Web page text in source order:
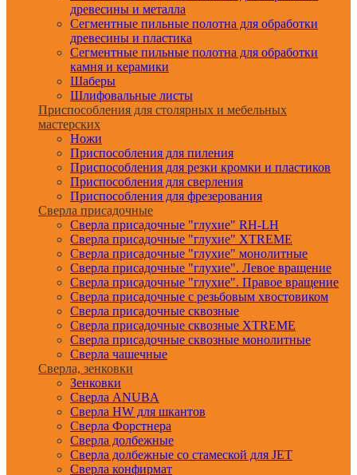
древесины и металла
Сегментные пильные полотна для обработки
древесины и пластика
Сегментные пильные полотна для обработки
камня и керамики
Шаберы
Шлифовальные листы
Приспособления для столярных и мебельных
мастерских
Ножи
Приспособления для пиления
Приспособления для резки кромки и пластиков
Приспособления для сверления
Приспособления для фрезерования
Сверла присадочные
Сверла присадочные "глухие" RH-LH
Сверла присадочные "глухие" XTREME
Сверла присадочные "глухие" монолитные
Сверла присадочные "глухие". Левое вращение
Сверла присадочные "глухие". Правое вращение
Сверла присадочные с резьбовым хвостовиком
Сверла присадочные сквозные
Сверла присадочные сквозные XTREME
Сверла присадочные сквозные монолитные
Сверла чашечные
Сверла, зенковки
Зенковки
Сверла ANUBA
Сверла HW для шкантов
Сверла Форстнера
Сверла долбежные
Сверла долбежные со стамеской для JET
Сверла конфирмат